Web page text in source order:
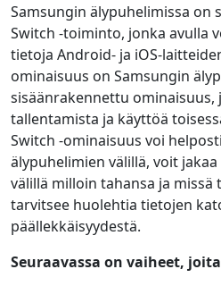
Samsungin älypuhelimissa on
Switch -toiminto, jonka avulla
tietoja Android- ja iOS-
ominaisuus on Samsungin
sisäänrakennettu
tallentamista ja käyttöä
Switch -ominaisuus voi
älypuhelimien välillä, voit
välillä milloin tahansa ja missä
tarvitsee huolehtia tietojen
päällekkäisyydestä.
Seuraavassa on vaiheet,